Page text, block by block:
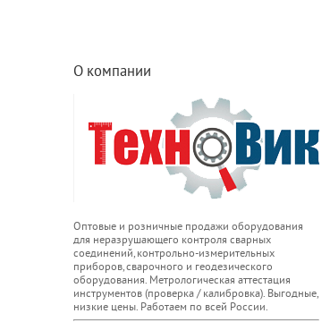
О компании
Оптовые и розничные продажи оборудования
для неразрушающего контроля сварных
соединений, контрольно-измерительных
приборов, сварочного и геодезического
оборудования. Метрологическая аттестация
инструментов (проверка / калибровка). Выгодные,
низкие цены. Работаем по всей России.